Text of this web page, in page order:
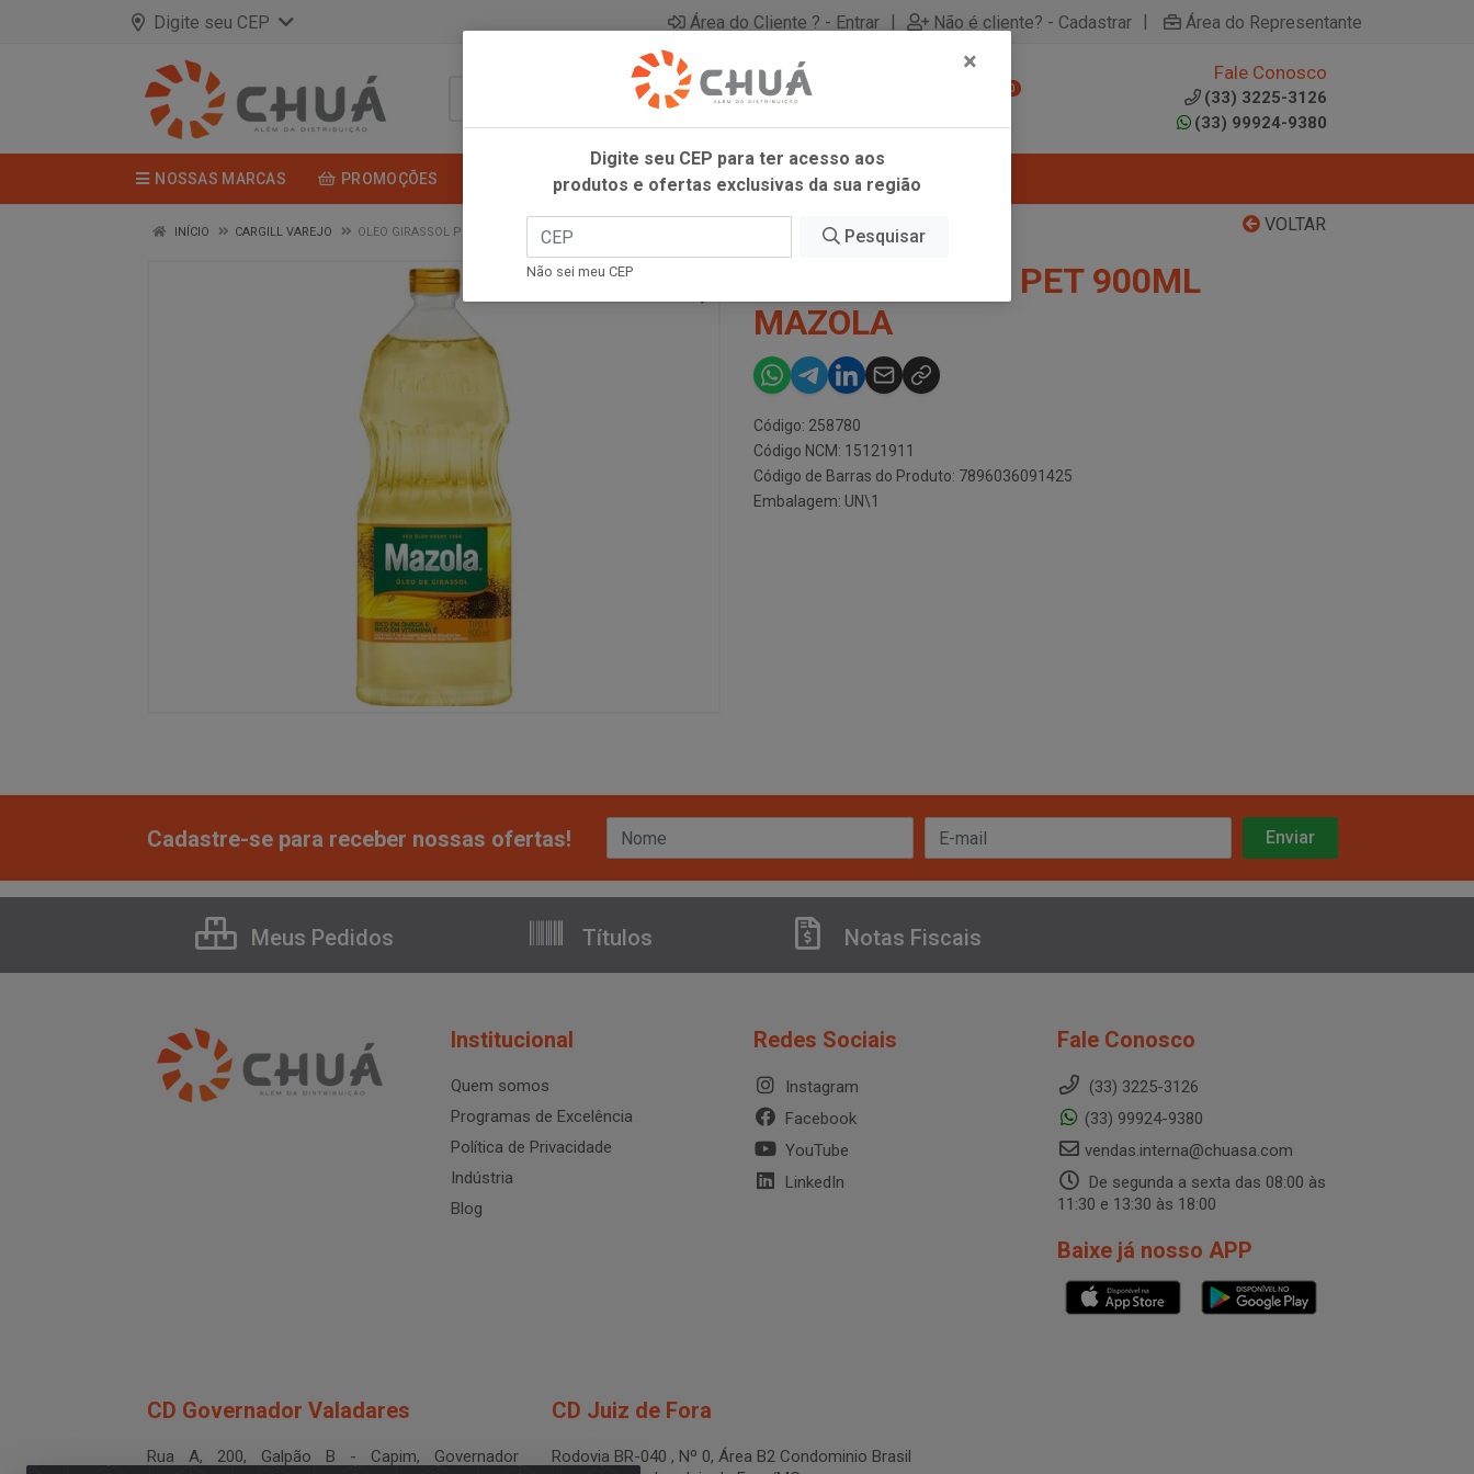
Digite seu CEP Área do Cliente ? - Entrar | Não é cliente? - Cadastrar | Área do Representante
0
Fale Conosco
(33) 3225-3126
(33) 99924-9380
NOSSAS MARCAS PROMOÇÕES
VOLTAR
INÍCIO CARGILL VAREJO OLEO GIRASSOL PET 900ML MAZOLA
OLEO GIRASSOL PET 900ML
MAZOLA
Código: 258780
Código NCM: 15121911
Código de Barras do Produto: 7896036091425
Embalagem: UN\1
Cadastre-se para receber nossas ofertas!
Meus Pedidos Títulos Notas Fiscais
Institucional
Quem somos
Programas de Excelência
Política de Privacidade
Indústria
Blog
Redes Sociais
Instagram
Facebook
YouTube
LinkedIn
Fale Conosco
(33) 3225-3126
(33) 99924-9380
vendas.interna@chuasa.com
De segunda a sexta das 08:00 às
11:30 e 13:30 às 18:00
Baixe já nosso APP
CD Governador Valadares
Rua A, 200, Galpão B - Capim, Governador
CD Juiz de Fora
Rodovia BR-040 , Nº 0, Área B2 Condominio Brasil
×
Digite seu CEP para ter acesso aos
produtos e ofertas exclusivas da sua região
Pesquisar
Não sei meu CEP